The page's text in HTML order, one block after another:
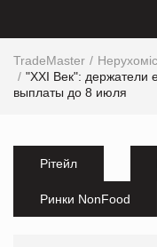
TradeMaster
"XXI Век": держатели
выплаты до 8 июля
Рітейл
Ринки NonFood